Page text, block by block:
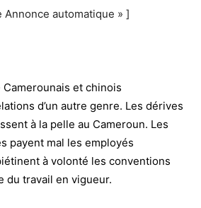
Annonce automatique » ]
et chinois
d’un autre genre. Les dérives
à la pelle au Cameroun. Les
payent mal les employés
à volonté les conventions
du travail en vigueur.